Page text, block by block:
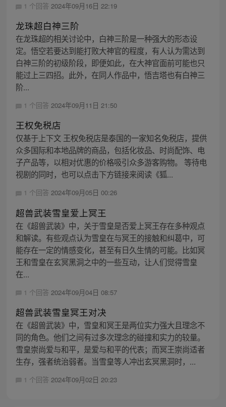
1 个回答 2024年09月16日 22:19
龙珠超白神三阶
在龙珠超的相关讨论中，白神三阶是一种强大的形态设
定。悟空若要达到能打败大神官的程度，有人认为需达到
白神三阶的初级阶段，即便如此，在大神官面前可能也只
能过上三四招。此外，在同人作品中，悟吉塔也有白神三
阶...
1 个回答 2024年09月11日 21:50
王权免税店
仅基于上下文 王权免税店是泰国的一家知名免税店，提供
众多国际和本地品牌的商品，包括化妆品、时尚配饰、电
子产品等，以相对优惠的价格吸引众多游客购物。 等待电
视剧的同时，也可以点击下方链接来阅读《狐...
1 个回答 2024年09月05日 00:26
超兽武装雪皇爱上冥王
在《超兽武装》中，关于雪皇是否爱上冥王存在多种观点
和解读。有些观点认为雪皇在与冥王的接触和纠葛中，可
能存在一定的情感变化，甚至有日久生情的可能。比如冥
王和雪皇在玄冥黑洞之中的一些互动，让人们觉得雪皇
在...
1 个回答 2024年09月04日 08:57
超兽武装雪皇冥王对决
在《超兽武装》中，雪皇和冥王是两位实力强大且理念不
同的角色。他们之间有过多次理念的碰撞和实力的较量。
雪皇崇尚爱与和平，是爱与和平的代表；而冥王崇尚适者
生存，强者统治弱者。当雪皇等人冲出玄冥黑洞时，...
1 个回答 2024年09月02日 20:23